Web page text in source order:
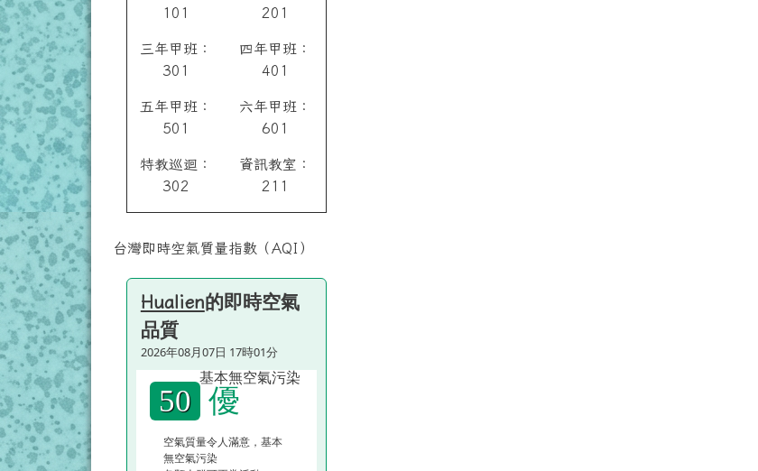
101
三年甲班：
301
五年甲班：
501
特教巡迴：
302
201
四年甲班：
401
六年甲班：
601
資訊教室：
211
台灣即時空氣質量指數（AQI）
Hualien的即時空氣
品質
2026年08月07日 17時01分
50 優
空氣質量令人滿意，基本
無空氣污染